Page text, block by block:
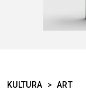
KULTURA > ART